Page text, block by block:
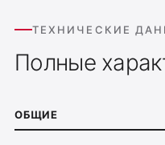
ТЕХНИЧЕСКИЕ
Полные
ОБЩИЕ